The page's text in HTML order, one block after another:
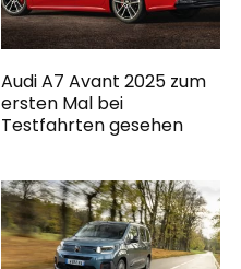
Audi A7 Avant 2025 zum
ersten Mal bei
Testfahrten gesehen